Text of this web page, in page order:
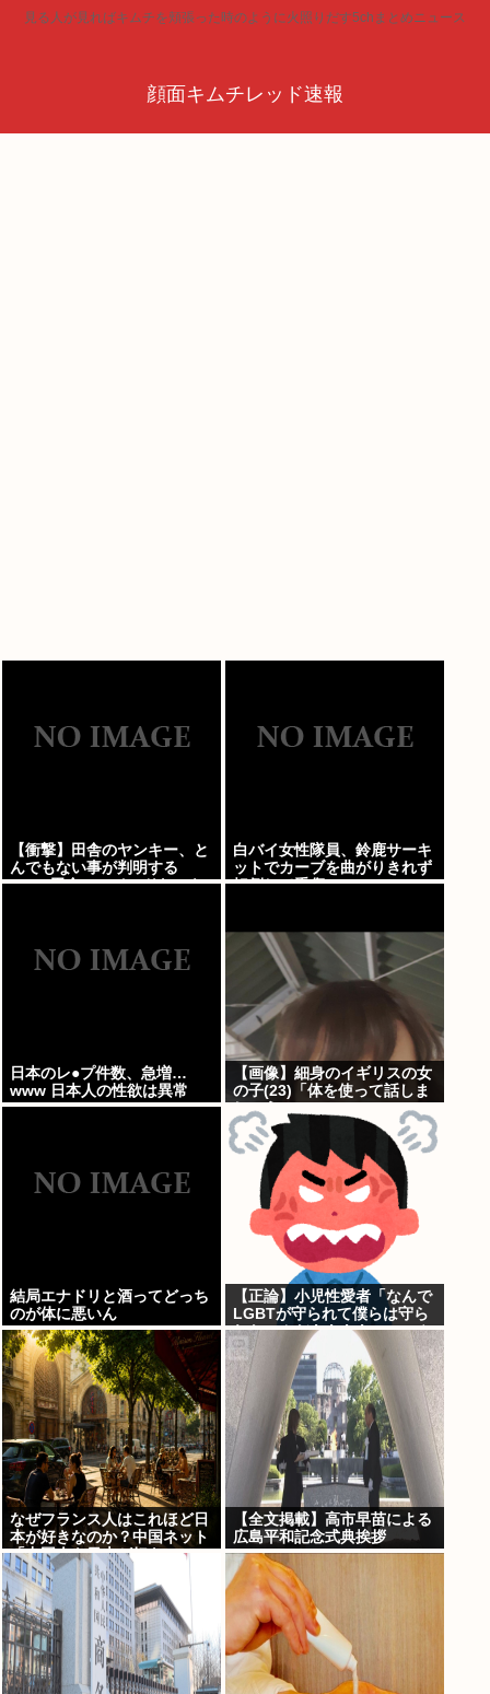
見る人が見ればキムチを頬張った時のように火照りだす5chまとめニュース
顔面キムチレッド速報
【衝撃】田舎のヤンキー、と
んでもない事が判明する
www 田舎のマイルドヤンキ
白バイ女性隊員、鈴鹿サーキ
ットでカーブを曲がりきれず
転倒して重傷
日本のレ●プ件数、急増…
www 日本人の性欲は異常
【画像】細身のイギリスの女
の子(23)「体を使って話しま
しょう…
結局エナドリと酒ってどっち
のが体に悪いん
【正論】小児性愛者「なんで
LGBTが守られて僕らは守ら
れないんだああああ」←いや
犯罪だからやん
なぜフランス人はこれほど日
本が好きなのか？中国ネット
「中国人も日本が好き」
【全文掲載】高市早苗による
広島平和記念式典挨拶